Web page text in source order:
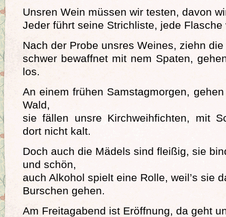
Unsren Wein müssen wir testen, davon
Jeder führt seine Strichliste, jede Flasche
Nach der Probe unsres Weines, ziehn
schwer bewaffnet mit nem Spaten,
los.
An einem frühen Samstagmorgen,
Wald,
sie fällen unsre Kirchweihfichten, mit
dort nicht kalt.
Doch auch die Mädels sind fleißig, sie
und schön,
auch Alkohol spielt eine Rolle, weil’s sie
Burschen gehen.
Am Freitagabend ist Eröffnung, da geht